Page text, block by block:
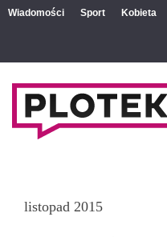
Wiadomości Sport Kobieta
listopad 2015